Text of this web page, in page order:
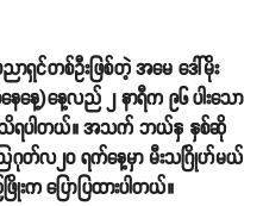
ရှင်တစ်ဦးဖြစ်တဲ့ အမေ ဒေါ်မိုး
ေ့)နေ့လည် ၂ နာရီက ၉၆ ပါးသော
သိရပါတယ်။ အသက် ဘယ်နှ နှစ်ဆို
ြဂုတ်လ၂၀ ရက်နေ့မှာ မီးသဂြိုဟ်မယ်
ပြောပြထားပါတယ်။